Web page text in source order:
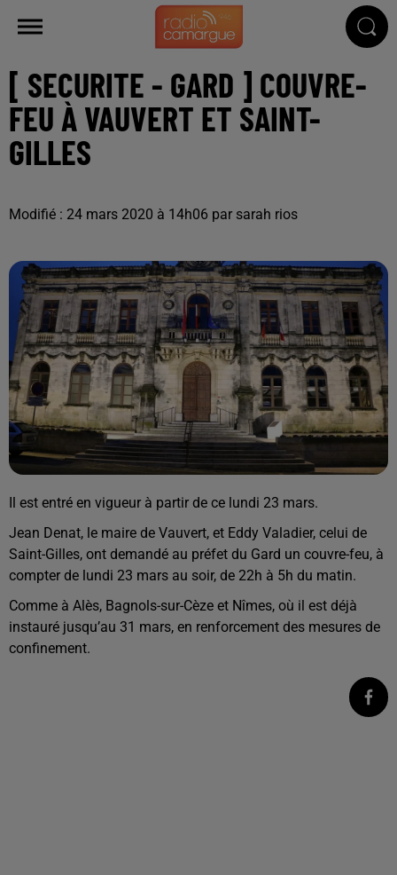
[ SECURITE - GARD ] COUVRE-
FEU À VAUVERT ET SAINT-
GILLES
Modifié : 24 mars 2020 à 14h06 par sarah rios
Il est entré en vigueur à partir de ce lundi 23 mars.
Jean Denat, le maire de Vauvert, et Eddy Valadier, celui de
Saint-Gilles, ont demandé au préfet du Gard un couvre-feu, à
compter de lundi 23 mars au soir, de 22h à 5h du matin.
Comme à Alès, Bagnols-sur-Cèze et Nîmes, où il est déjà
instauré jusqu’au 31 mars, en renforcement des mesures de
confinement.